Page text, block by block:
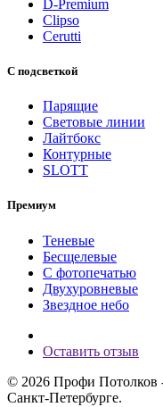
D-Premium
Clipso
Cerutti
С подсветкой
Парящие
Световые линии
Лайтбокс
Контурные
SLOTT
Премиум
Теневые
Бесщелевые
С фотопечатью
Двухуровневые
Звездное небо
Оставить отзыв
© 2026 Профи Потолков
Санкт-Петербурге.